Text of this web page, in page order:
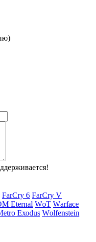
FаrСry 6 FarCry V
Еtеrnаl WоТ Wаrfасе
Ехоdus Wоlfеnstеin